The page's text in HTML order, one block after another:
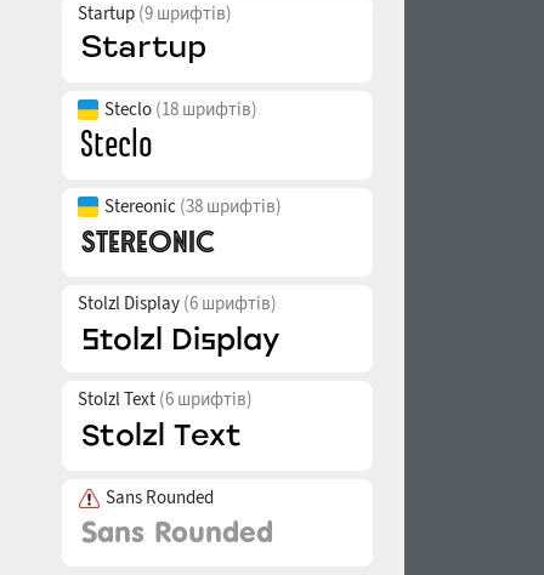
Startup (9 шрифтів)
Steclo (18 шрифтів)
Stereonic (38 шрифтів)
Stolzl Display (6 шрифтів)
Stolzl Text (6 шрифтів)
Sans Rounded